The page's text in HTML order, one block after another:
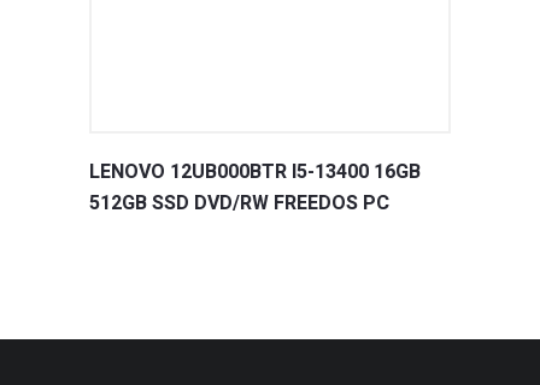
LENOVO 12UB000BTR I5-13400 16GB
512GB SSD DVD/RW FREEDOS PC